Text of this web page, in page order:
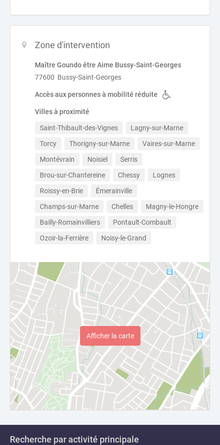
Zone d'intervention
Maître Goundo être Aime Bussy-Saint-Georges
77600 Bussy-Saint-Georges
Accès aux personnes à mobilité réduite
Villes à proximité
Saint-Thibault-des-Vignes
Lagny-sur-Marne
Torcy
Thorigny-sur-Marne
Vaires-sur-Marne
Montévrain
Noisiel
Serris
Brou-sur-Chantereine
Chessy
Lognes
Roissy-en-Brie
Émerainville
Champs-sur-Marne
Chelles
Magny-le-Hongre
Bailly-Romainvilliers
Pontault-Combault
Ozoir-la-Ferrière
Noisy-le-Grand
Afficher la carte
Recherche par activité principale